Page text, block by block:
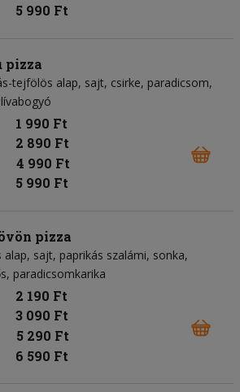
5 990 Ft
pizza
tejfölös alap sajt csirke paradicsom
1 990 Ft
2 890 Ft
4 990 Ft
5 990 Ft
pizza
alap sajt paprikás szalámi sonka
paradicsomkarika
2 190 Ft
3 090 Ft
5 290 Ft
6 590 Ft